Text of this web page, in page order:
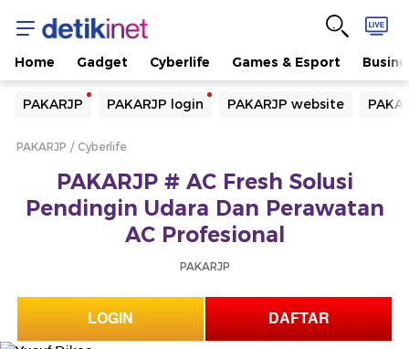
Home Gadget Cyberlife Games & Esport
PAKARJP PAKARJP login PAKARJP website
Yang sedang ramai dicari
Loading...
PAKARJP Cyberlife
PAKARJP # AC Fresh Solusi
Pendingin Udara Dan Perawatan
AC Profesional
PAKARJP
LOGIN DAFTAR